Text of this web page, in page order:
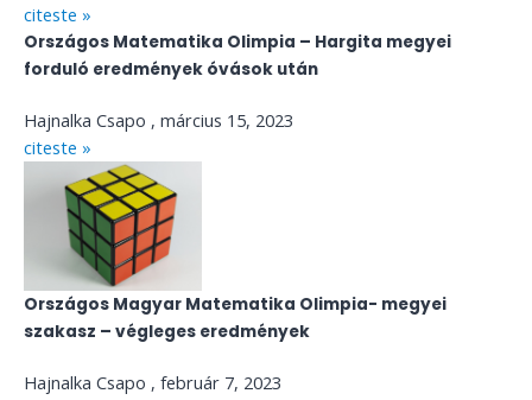
citeste »
Országos Matematika Olimpia – Hargita megyei
forduló eredmények óvások után
Hajnalka Csapo
március 15, 2023
citeste »
Országos Magyar Matematika Olimpia- megyei
szakasz – végleges eredmények
Hajnalka Csapo
február 7, 2023